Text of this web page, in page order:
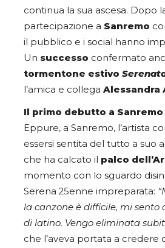
continua la sua ascesa. Dopo
partecipazione a Sanremo
il pubblico e i social hanno
Un successo confermato
tormentone estivo
l’amica e collega Alessandra
Il primo debutto a Sanremo
Eppure, a Sanremo, l’artista
essersi sentita del tutto a suo
che ha calcato il palco
momento con lo sguardo
Serena 25enne impreparata:
la canzone è difficile, mi sento
di latino. Vengo eliminata
che l’aveva portata a credere